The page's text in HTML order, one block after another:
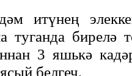
итүнең
туганда бирелә
3 яшькә
белгеч.